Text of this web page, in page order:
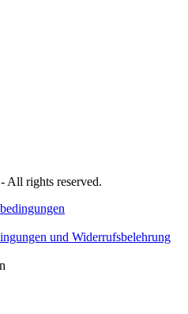
- All rights reserved.
und Widerrufsbelehrung